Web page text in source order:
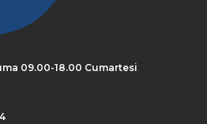
09.00-18.00 Cumartesi